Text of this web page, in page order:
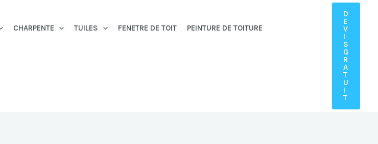
CHARPENTE TUILES FENETRE DE TOIT PEINTURE DE TOITURE
D
E
V
I
S
G
R
A
T
U
I
T